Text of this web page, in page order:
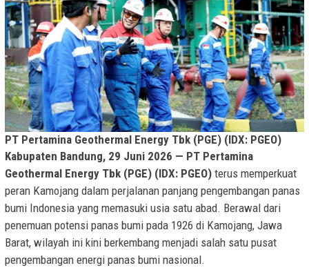
PT Pertamina Geothermal Energy Tbk (PGE) (IDX: PGEO)
Kabupaten Bandung, 29 Juni 2026 — PT Pertamina
Geothermal Energy Tbk (PGE) (IDX: PGEO) terus memperkuat
peran Kamojang dalam perjalanan panjang pengembangan panas
bumi Indonesia yang memasuki usia satu abad. Berawal dari
penemuan potensi panas bumi pada 1926 di Kamojang, Jawa
Barat, wilayah ini kini berkembang menjadi salah satu pusat
pengembangan energi panas bumi nasional.